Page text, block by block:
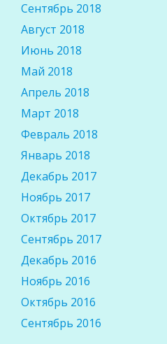
Сентябрь 2018
Август 2018
Июнь 2018
Май 2018
Апрель 2018
Март 2018
Февраль 2018
Январь 2018
Декабрь 2017
Ноябрь 2017
Октябрь 2017
Сентябрь 2017
Декабрь 2016
Ноябрь 2016
Октябрь 2016
Сентябрь 2016